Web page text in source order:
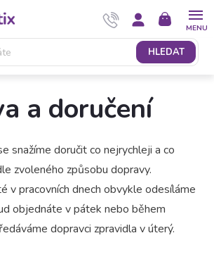
HLEDAT
NÁKUPNÍ
KOŠÍK
a doručení
snažíme doručit co nejrychleji a co
zvoleného způsobu dopravy.
v pracovních dnech obvykle odesíláme
objednáte v pátek nebo během
dopravci zpravidla v úterý.